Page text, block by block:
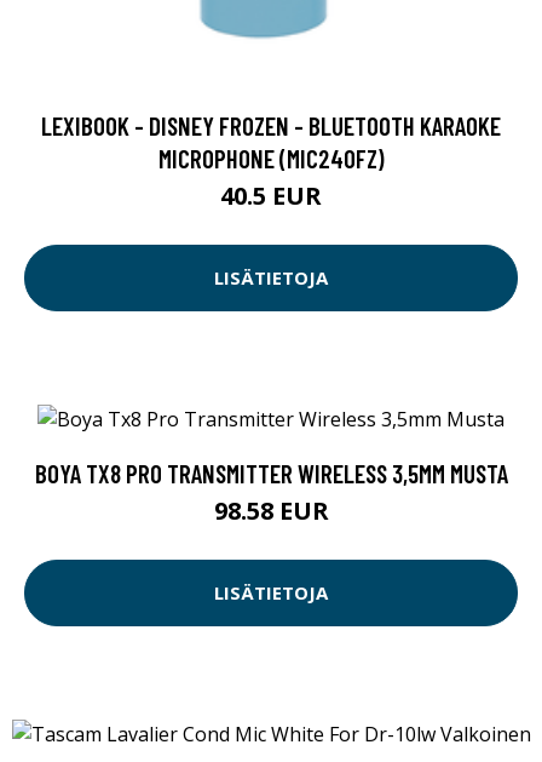
LEXIBOOK - DISNEY FROZEN - BLUETOOTH KARAOKE
MICROPHONE (MIC240FZ)
40.5 EUR
LISÄTIETOJA
BOYA TX8 PRO TRANSMITTER WIRELESS 3,5MM MUSTA
98.58 EUR
LISÄTIETOJA